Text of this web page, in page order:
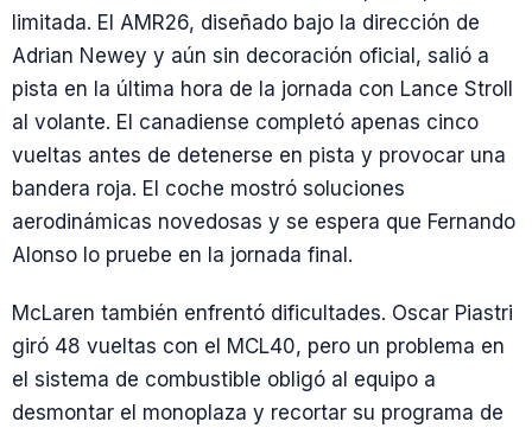
limitada. El AMR26, diseñado bajo la dirección de
Adrian Newey y aún sin decoración oficial, salió a
pista en la última hora de la jornada con Lance Stroll
al volante. El canadiense completó apenas cinco
vueltas antes de detenerse en pista y provocar una
bandera roja. El coche mostró soluciones
aerodinámicas novedosas y se espera que Fernando
Alonso lo pruebe en la jornada final.
McLaren también enfrentó dificultades. Oscar Piastri
giró 48 vueltas con el MCL40, pero un problema en
el sistema de combustible obligó al equipo a
desmontar el monoplaza y recortar su programa de